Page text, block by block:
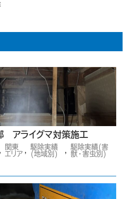
アライグマ対策施工
,
関東
エリア ,
駆除実績
(地域別)
,
駆除実績(害
獣・害虫別)